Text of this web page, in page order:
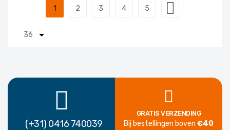
Pagina
U lees momenteel pagina
1
2
3
4
Pagina
5
Pagina
Volgende
(+31) 0416 740039
GRATIS VERZENDING
Bij bestellingen boven €40